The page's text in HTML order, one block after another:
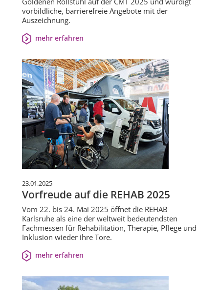
vorbildliche, barrierefreie Angebote mit der
Auszeichnung.
mehr erfahren
23.01.2025
Vorfreude auf die REHAB 2025
Vom 22. bis 24. Mai 2025 öffnet die REHAB
Karlsruhe als eine der weltweit bedeutendsten
Fachmessen für Rehabilitation, Therapie, Pflege und
Inklusion wieder ihre Tore.
mehr erfahren